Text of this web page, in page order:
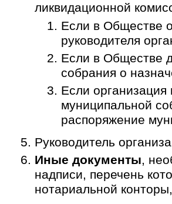
ликвидационной
Если в Обществе
руководителя
Если в Обществе
собрания о
Если организация
муниципальной
распоряжение
Руководитель
Иные документы,
надписи, перечень
нотариальной